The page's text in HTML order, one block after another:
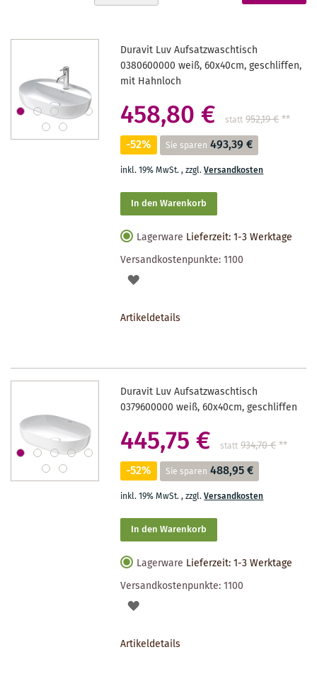
gerade
Duravit Luv Aufsatzwaschtisch
0380600000 weiß, 60x40cm, geschliffen,
mit Hahnloch
458,80 € statt 952,19 €**
-52% Sie sparen 493,39 €
inkl. 19% MwSt.,zzgl.Versandkosten
In den Warenkorb
Lagerware Lieferzeit: 1-3 Werktage
Versandkostenpunkte:1100
AUF
Artikeldetails
Duravit Luv Aufsatzwaschtisch
0379600000 weiß, 60x40cm, geschliffen
445,75 € statt 934,70 €**
-52% Sie sparen 488,95 €
inkl. 19% MwSt.,zzgl.Versandkosten
In den Warenkorb
Lagerware Lieferzeit: 1-3 Werktage
Versandkostenpunkte:1100
AUF
Artikeldetails